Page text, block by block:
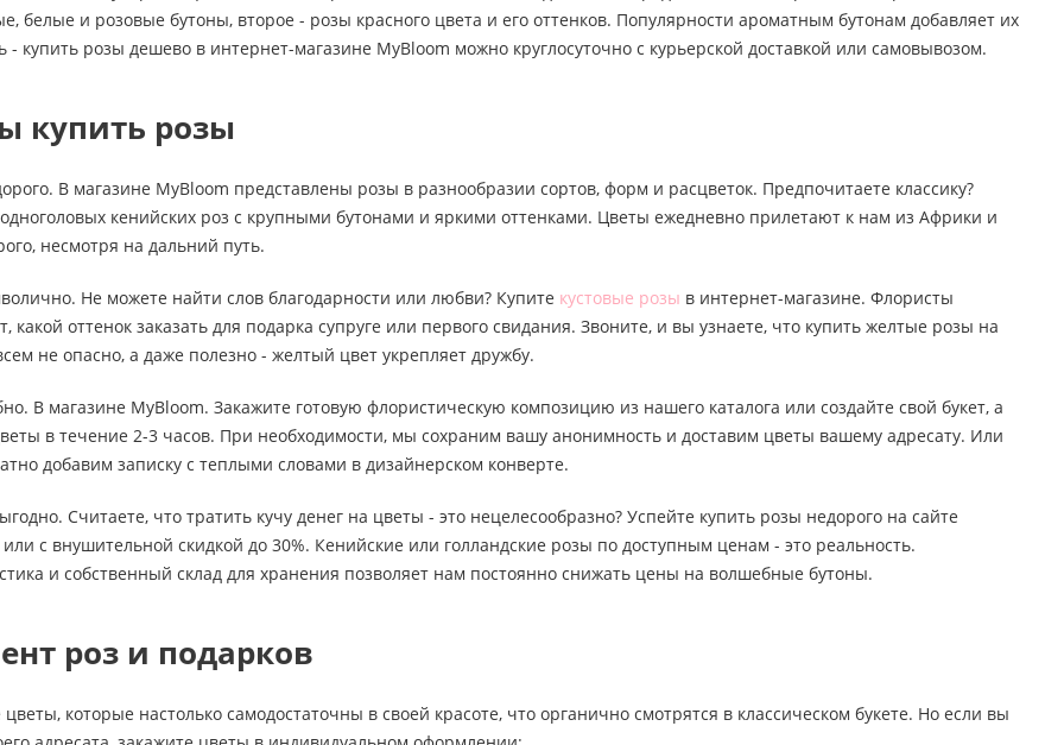
белые и розовые бутоны, второе - розы красного цвета и его оттенков. Популярности ароматным бутонам добавляет их
- купить розы дешево в интернет-магазине MyBloom можно круглосуточно с курьерской доставкой или самовывозом.
купить розы
В магазине MyBloom представлены розы в разнообразии сортов, форм и расцветок. Предпочитаете классику?
одноголовых кенийских роз с крупными бутонами и яркими оттенками. Цветы ежедневно прилетают к нам из Африки и
несмотря на дальний путь.
Не можете найти слов благодарности или любви? Купите кустовые розы в интернет-магазине. Флористы
какой оттенок заказать для подарка супруге или первого свидания. Звоните, и вы узнаете, что купить желтые розы на
не опасно, а даже полезно - желтый цвет укрепляет дружбу.
В магазине MyBloom. Закажите готовую флористическую композицию из нашего каталога или создайте свой букет, а
в течение 2-3 часов. При необходимости, мы сохраним вашу анонимность и доставим цветы вашему адресату. Или
добавим записку с теплыми словами в дизайнерском конверте.
Считаете, что тратить кучу денег на цветы - это нецелесообразно? Успейте купить розы недорого на сайте
с внушительной скидкой до 30%. Кенийские или голландские розы по доступным ценам - это реальность.
и собственный склад для хранения позволяет нам постоянно снижать цены на волшебные бутоны.
роз и подарков
которые настолько самодостаточны в своей красоте, что органично смотрятся в классическом букете. Но если вы